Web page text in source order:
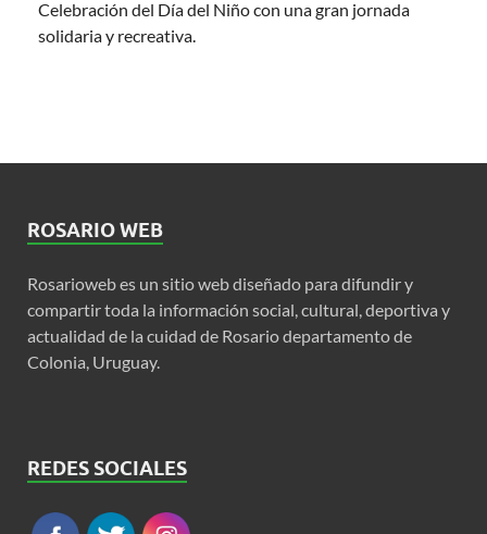
Celebración del Día del Niño con una gran jornada
solidaria y recreativa.
ROSARIO WEB
Rosarioweb es un sitio web diseñado para difundir y
compartir toda la información social, cultural, deportiva y
actualidad de la cuidad de Rosario departamento de
Colonia, Uruguay.
REDES SOCIALES